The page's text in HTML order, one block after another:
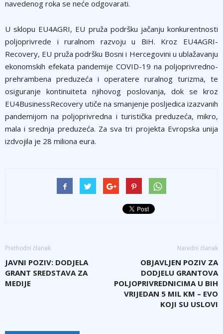
navedenog roka se neće odgovarati.
U sklopu EU4AGRI, EU pruža podršku jačanju konkurentnosti
poljoprivrede i ruralnom razvoju u BiH. Kroz EU4AGRI-
Recovery, EU pruža podršku Bosni i Hercegovini u ublažavanju
ekonomskih efekata pandemije COVID-19 na poljoprivredno-
prehrambena preduzeća i operatere ruralnog turizma, te
osiguranje kontinuiteta njihovog poslovanja, dok se kroz
EU4BusinessRecovery utiče na smanjenje posljedica izazvanih
pandemijom na poljoprivredna i turistička preduzeća, mikro,
mala i srednja preduzeća. Za sva tri projekta Evropska unija
izdvojila je 28 miliona eura.
Prethodni članak
JAVNI POZIV: DODJELA
GRANT SREDSTAVA ZA
MEDIJE
Naredni članak
OBJAVLJEN POZIV ZA
DODJELU GRANTOVA
POLJOPRIVREDNICIMA U BIH
VRIJEDAN 5 MIL KM – EVO
KOJI SU USLOVI